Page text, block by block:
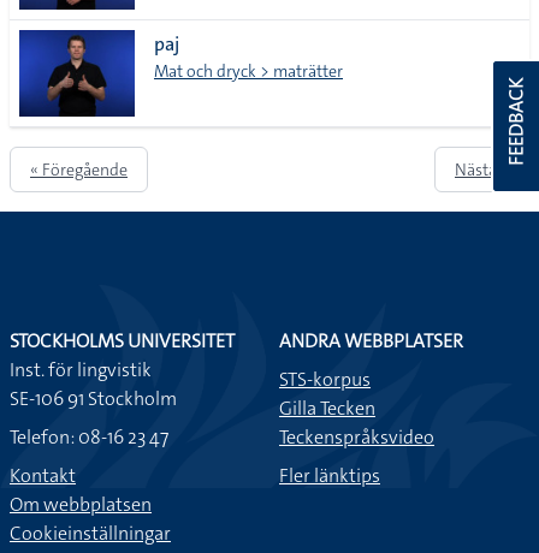
paj
Mat och dryck > maträtter
« Föregående Nästa »
FEEDBACK
STOCKHOLMS UNIVERSITET
Inst. för lingvistik
SE-106 91 Stockholm
Telefon: 08-16 23 47
Kontakt
Om webbplatsen
Cookieinställningar
ANDRA WEBBPLATSER
STS-korpus
Gilla Tecken
Teckenspråksvideo
Fler länktips